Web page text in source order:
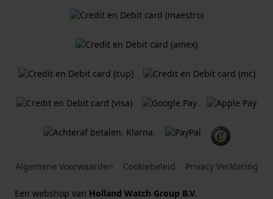
Algemene Voorwaarden Cookiebeleid Privacy Verklaring
Een webshop van Holland Watch Group B.V.